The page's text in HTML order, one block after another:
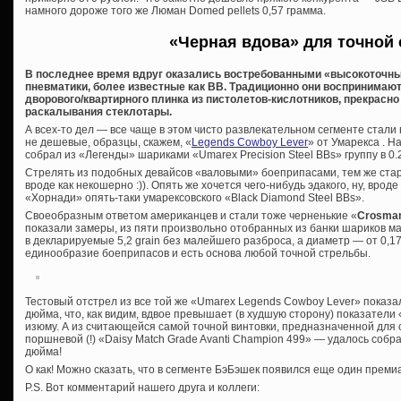
намного дороже того же Люман Domed pellets 0,57 грамма.
«Черная вдова» для точной
В последнее время вдруг оказались востребованными
пневматики, более известные как BB. Традиционно они
дворового/квартирного плинка из пистолетов-кислотников,
раскалывания стеклотары.
А всех-то дел — все чаще в этом чисто развлекательном сегменте
не дешевые, образцы, скажем, «Legends Cowboy Lever» от Умарекса .
собрал из «Легенды» шариками «Umarex Precision Steel BBs» группу в
Стрелять из подобных девайсов «валовыми» боеприпасами, тем же
вроде как некошерно :)). Опять же хочется чего-нибудь эдакого, ну,
«Хорнади» опять-таки умарексовского «Black Diamond Steel BBs».
Своеобразным ответом американцев и стали тоже черненькие «
показали замеры, из пяти произвольно отобранных из банки шариков
в декларируемые 5,2 grain без малейшего разброса, а диаметр — от
единообразие боеприпасов и есть основа любой точной стрельбы.
Тестовый отстрел из все той же «Umarex Legends Cowboy Lever»
дюйма, что, как видим, вдвое превышает (в худшую сторону)
изюму. А из считающейся самой точной винтовки, предназначенной
поршневой (!) «Daisy Match Grade Avanti Champion 499» — удалось
дюйма!
О как! Можно сказать, что в сегменте БэБэшек появился еще один
P.S. Вот комментарий нашего друга и коллеги: